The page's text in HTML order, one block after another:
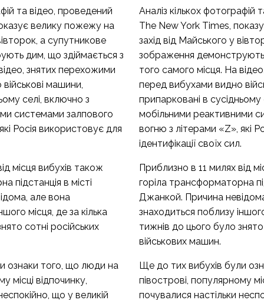
та відео, проведений
велику пожежу на
а супутникове
дим, що здіймається з
знятих перехожими
машини,
селі, включно з
системами залпового
Росія використовує для
місця вибухів також
підстанція в місті
але вона
місця, де за кілька
сотні російських
ознаки того, що люди на
місці відпочинку,
що у великій
Аналіз кількох фотографій
The New York Times,
захід від Майського у
зображення
того самого місця. На
перед вибухами видно
припарковані в сусідньому
мобільними реактивними
вогню з літерами «Z», які
ідентифікації своїх сил.
Приблизно в 11 милях від
горіла трансформаторна
Джанкой. Причина
знаходиться поблизу
тижнів до цього було знято
військових машин.
Ще до тих вибухів були
півострові, популярному
почувалися настільки